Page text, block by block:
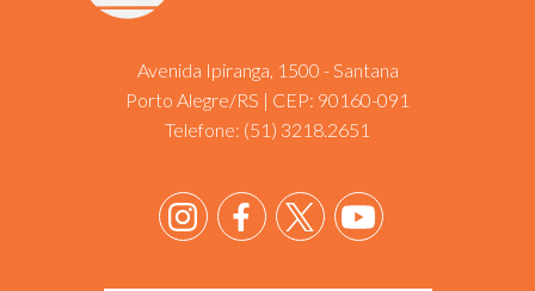
Avenida Ipiranga, 1500 - Santana
Porto Alegre/RS | CEP: 90160-091
Telefone: (51) 3218.2651